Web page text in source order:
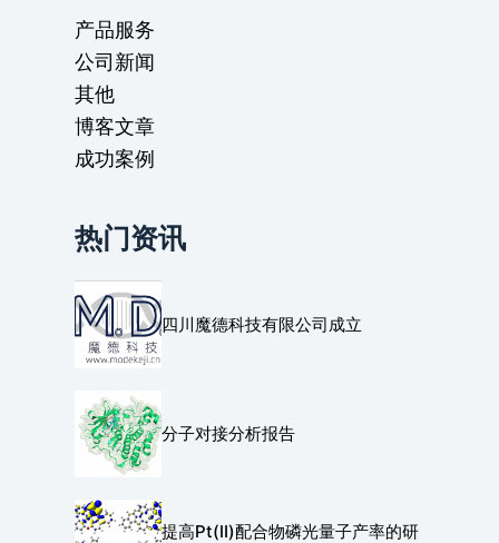
产品服务
公司新闻
其他
博客文章
成功案例
热门资讯
四川魔德科技有限公司成立
分子对接分析报告
提高Pt(Ⅱ)配合物磷光量子产率的研